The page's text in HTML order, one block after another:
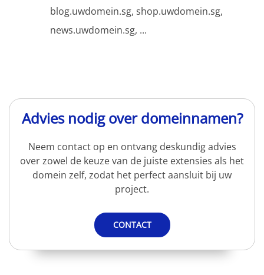
blog.uwdomein.sg, shop.uwdomein.sg,
news.uwdomein.sg, ...
Advies nodig over domeinnamen?
Neem contact op en ontvang deskundig advies
over zowel de keuze van de juiste extensies als het
domein zelf, zodat het perfect aansluit bij uw
project.
CONTACT